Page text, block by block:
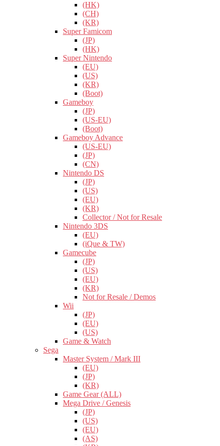
(HK)
(CH)
(KR)
Super Famicom
(JP)
(HK)
Super Nintendo
(EU)
(US)
(KR)
(Boot)
Gameboy
(JP)
(US-EU)
(Boot)
Gameboy Advance
(US-EU)
(JP)
(CN)
Nintendo DS
(JP)
(US)
(EU)
(KR)
Collector / Not for Resale
Nintendo 3DS
(EU)
(iQue & TW)
Gamecube
(JP)
(US)
(EU)
(KR)
Not for Resale / Demos
Wii
(JP)
(EU)
(US)
Game & Watch
Sega
Master System / Mark III
(EU)
(JP)
(KR)
Game Gear (ALL)
Mega Drive / Genesis
(JP)
(US)
(EU)
(AS)